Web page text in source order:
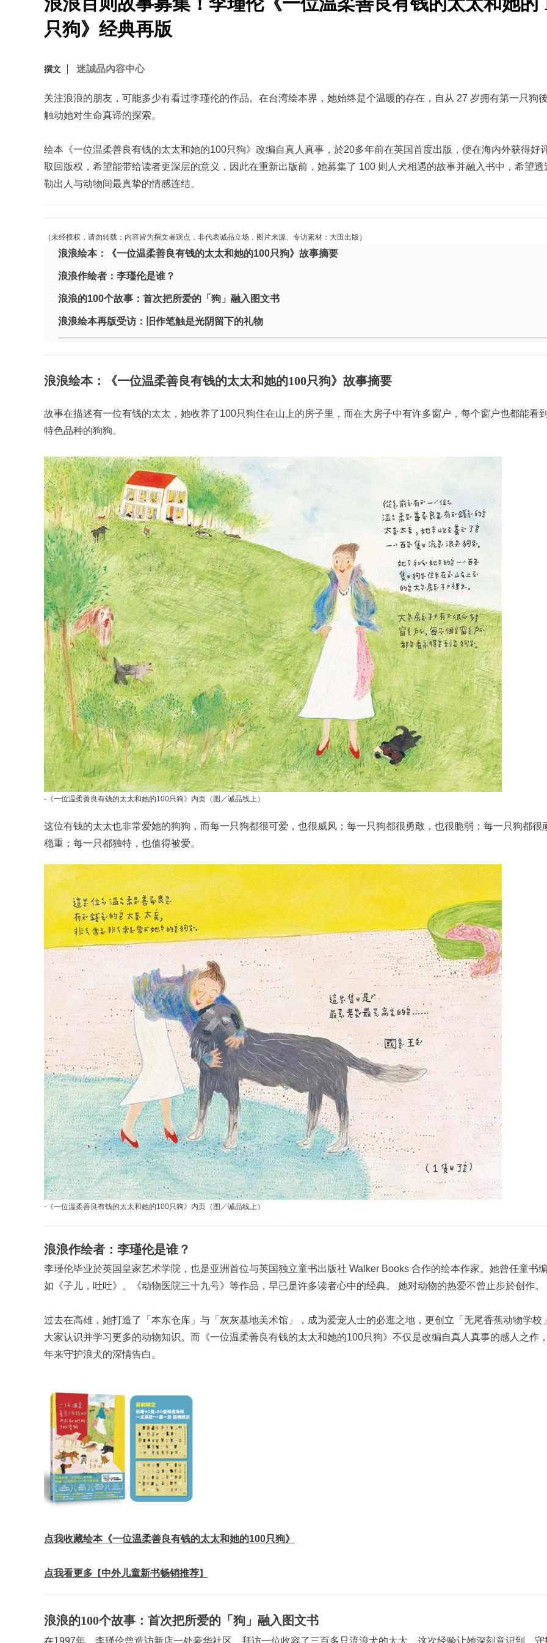
只狗》经典再版
撰文 迷誠品內容中心
关注浪浪的朋友，可能多少有看过李瑾伦的作品。在台湾绘本界，她始终是个温暖的存在，自从 27 岁拥有第一只狗
触动她对生命真谛的探索。
绘本《一位温柔善良有钱的太太和她的100只狗》改编自真人真事，於20多年前在英国首度出版，便在海内外获得好
取回版权，希望能带给读者更深层的意义，因此在重新出版前，她募集了 100 则人犬相遇的故事并融入书中，希望透
勒出人与动物间最真挚的情感连结。
｛未经授权，请勿转载；内容皆为撰文者观点，非代表诚品立场，图片来源、专访素材： 大田出版 ｝
浪浪绘本：《一位温柔善良有钱的太太和她的100只狗》故事摘要
浪浪作绘者：李瑾伦是谁？
浪浪的100个故事：首次把所爱的「狗」融入图文书
浪浪绘本再版受访：旧作笔触是光阴留下的礼物
浪浪绘本：《一位温柔善良有钱的太太和她的100只狗》故事摘要
故事在描述有一位有钱的太太，她收养了100只狗住在山上的房子里，而在大房子中有许多窗户，每个窗户也都能看
特色品种的狗狗。
-《一位温柔善良有钱的太太和她的100只狗》内页（图／诚品线上）
这位有钱的太太也非常爱她的狗狗，而每一只狗都很可爱，也很威风；每一只狗都很勇敢，也很脆弱；每一只狗都很
稳重；每一只都独特，也值得被爱。
-《一位温柔善良有钱的太太和她的100只狗》内页（图／诚品线上）
浪浪作绘者：李瑾伦是谁？
李瑾伦毕业於英国皇家艺术学院，也是亚洲首位与英国独立童书出版社 Walker Books 合作的绘本作家。她曾任童书
如《子儿，吐吐》、《动物医院三十九号》等作品，早已是许多读者心中的经典。 她对动物的热爱不曾止步於创作。
过去在高雄，她打造了「本东仓库」与「灰灰基地美术馆」，成为爱宠人士的必逛之地，更创立「无尾香蕉动物学校
大家认识并学习更多的动物知识。而《一位温柔善良有钱的太太和她的100只狗》不仅是改编自真人真事的感人之作
年来守护浪犬的深情告白。
点我收藏绘本《一位温柔善良有钱的太太和她的100只狗》
点我看更多 【中外儿童新书畅销推荐】
浪浪的100个故事：首次把所爱的「狗」融入图文书
在1997年，李瑾伦曾造访新店一处豪华社区，拜访一位收容了三百多只流浪犬的太太。这次经验让她深刻意识到，